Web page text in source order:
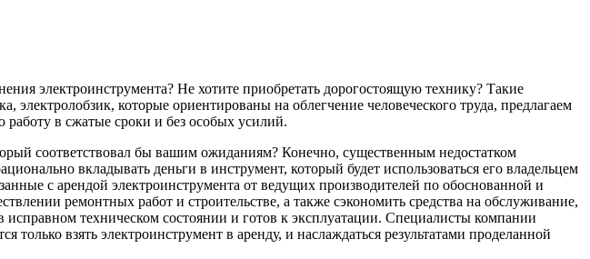
электроинструмента? Не хотите приобретать дорогостоящую технику? Такие
которые ориентированы на облегчение человеческого труда, предлагаем
в сжатые сроки и без особых усилий.
соответствовал бы вашим ожиданиям? Конечно, существенным недостатком
вкладывать деньги в инструмент, который будет использоваться его владельцем
с арендой электроинструмента от ведущих производителей по обоснованной и
ремонтных работ и строительстве, а также сэкономить средства на обслуживание,
техническом состоянии и готов к эксплуатации. Специалисты компании
взять электроинструмент в аренду, и наслаждаться результатами проделанной